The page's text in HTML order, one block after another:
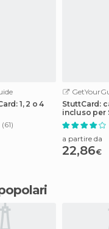
1, 2 o 4
(61)
StuttCard:
incluso per
a partire da
22,86€